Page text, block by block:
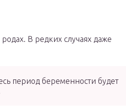
В редких случаях даже
период беременности будет